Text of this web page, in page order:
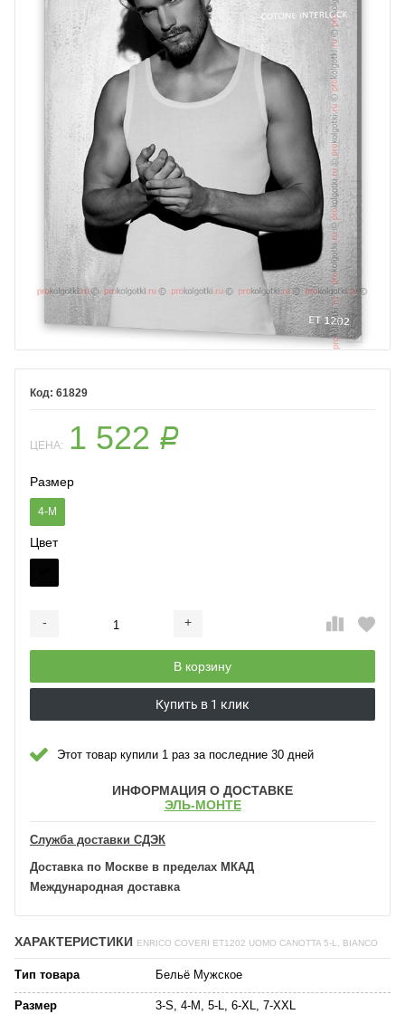
61829
ЦЕНА: 1 522 Р
Размер
4-M
Цвет
- +
В корзину
Купить в 1 клик
Этот товар купили 1 раз за последние 30 дней
ИНФОРМАЦИЯ О ДОСТАВКЕ
ЭЛЬ-МОНТЕ
Служба доставки СДЭК
Доставка по Москве в пределах МКАД
Международная доставка
ХАРАКТЕРИСТИКИ ENRICO COVERI ET1202 UOMO CANOTTA 5-L, BIANCO
Тип товара Бельё Мужское
Размер 3-S, 4-M, 5-L, 6-XL, 7-XXL